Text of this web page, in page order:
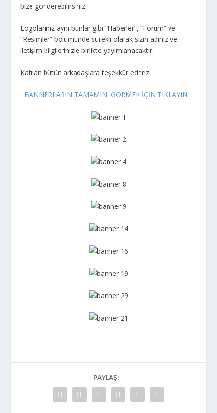
bize gönderebilirsiniz.
Logolarınız aynı bunlar gibi “Haberler”, “Forum” ve
“Resimler” bölümünde sürekli olarak sizin adınız ve
iletişim bilgilerinizle birlikte yayımlanacaktır.
Katılan bütün arkadaşlara teşekkür ederiz.
BANNERLARIN TAMAMINI GÖRMEK İÇİN TIKLAYIN…
PAYLAŞ: